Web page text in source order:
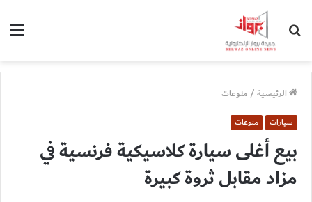
الرئيسية/منوعات
سيارات منوعات
بيع أغلى سيارة كلاسيكية فرنسية في
مزاد مقابل ثروة كبيرة